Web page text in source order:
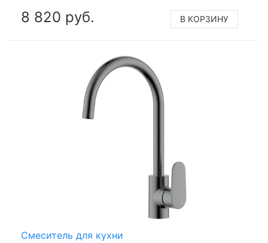
8 820 руб. В КОРЗИНУ
Смеситель для кухни